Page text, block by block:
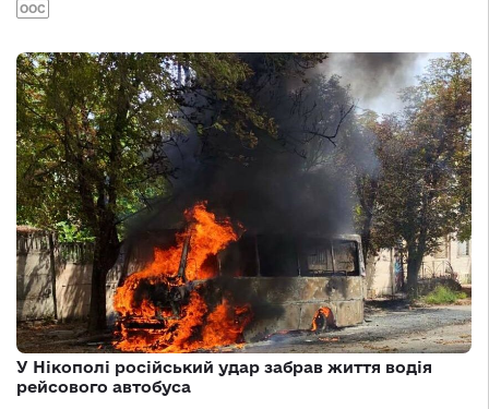
ООС
У Нікополі російський удар забрав життя водія
рейсового автобуса